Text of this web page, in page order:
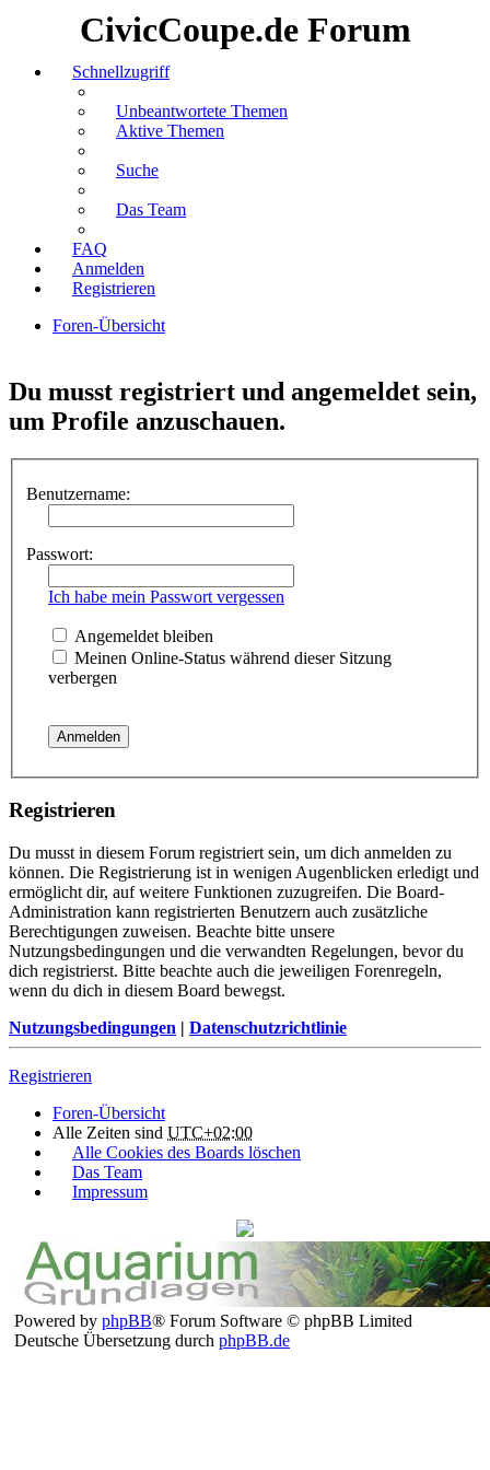
CivicCoupe.de Forum
Schnellzugriff
Unbeantwortete Themen
Aktive Themen
Suche
Das Team
FAQ
Anmelden
Registrieren
Foren-Übersicht
Du musst registriert und angemeldet sein,
um Profile anzuschauen.
Benutzername:
Passwort:
Ich habe mein Passwort vergessen
Angemeldet bleiben
Meinen Online-Status während dieser Sitzung
verbergen
Registrieren
Du musst in diesem Forum registriert sein, um dich anmelden zu
können. Die Registrierung ist in wenigen Augenblicken erledigt und
ermöglicht dir, auf weitere Funktionen zuzugreifen. Die Board-
Administration kann registrierten Benutzern auch zusätzliche
Berechtigungen zuweisen. Beachte bitte unsere
Nutzungsbedingungen und die verwandten Regelungen, bevor du
dich registrierst. Bitte beachte auch die jeweiligen Forenregeln,
wenn du dich in diesem Board bewegst.
Nutzungsbedingungen | Datenschutzrichtlinie
Registrieren
Foren-Übersicht
Alle Zeiten sind UTC+02:00
Alle Cookies des Boards löschen
Das Team
Impressum
Powered by phpBB® Forum Software © phpBB Limited
Deutsche Übersetzung durch phpBB.de